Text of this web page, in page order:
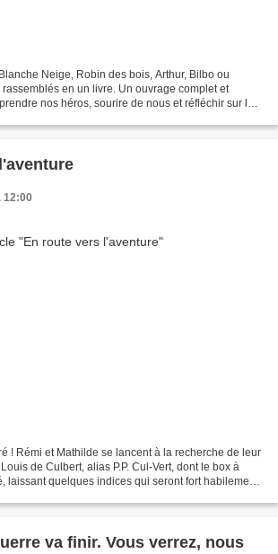
Neige, Robin des bois, Arthur, Bilbo ou
en un livre. Un ouvrage complet et
nos héros, sourire de nous et réfléchir sur le
12:00
! Rémi et Mathilde se lancent à la recherche de leur
de Culbert, alias P.P. Cul-Vert, dont le box à
laissant quelques indices qui seront fort habilement
va finir. Vous verrez, nous